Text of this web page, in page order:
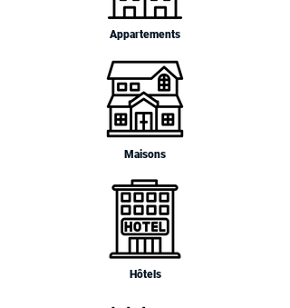
Appartements
Maisons
Hôtels